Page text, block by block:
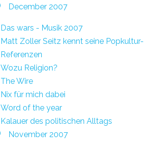
December 2007
Das wars - Musik 2007
Matt Zoller Seitz kennt seine Popkultur-
Referenzen
Wozu Religion?
The Wire
Nix für mich dabei
Word of the year
Kalauer des politischen Alltags
November 2007